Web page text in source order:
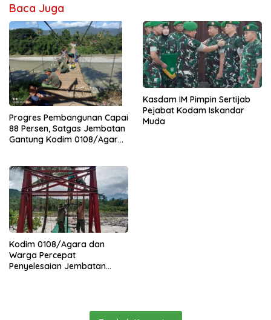
Baca Juga
Progres Pembangunan Capai
88 Persen, Satgas Jembatan
Gantung Kodim 0108/Agara
Kasdam IM Pimpin Sertijab
Pejabat Kodam Iskandar
Muda
Kodim 0108/Agara dan
Warga Percepat
Penyelesaian Jembatan